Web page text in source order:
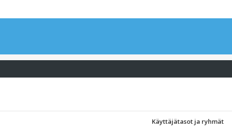
Käyttäjätasot ja ryhmät